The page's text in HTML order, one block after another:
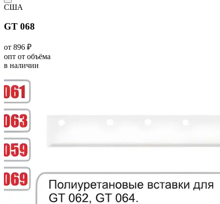
США
GT 068
от 896 ₽
опт от объёма
в наличии